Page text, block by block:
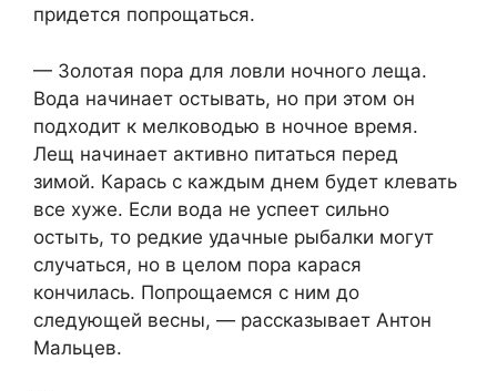
придется попрощаться.
— Золотая пора для ловли ночного леща.
Вода начинает остывать, но при этом он
подходит к мелководью в ночное время.
Лещ начинает активно питаться перед
зимой. Карась с каждым днем будет клевать
все хуже. Если вода не успеет сильно
остыть, то редкие удачные рыбалки могут
случаться, но в целом пора карася
кончилась. Попрощаемся с ним до
следующей весны, — рассказывает Антон
Мальцев.